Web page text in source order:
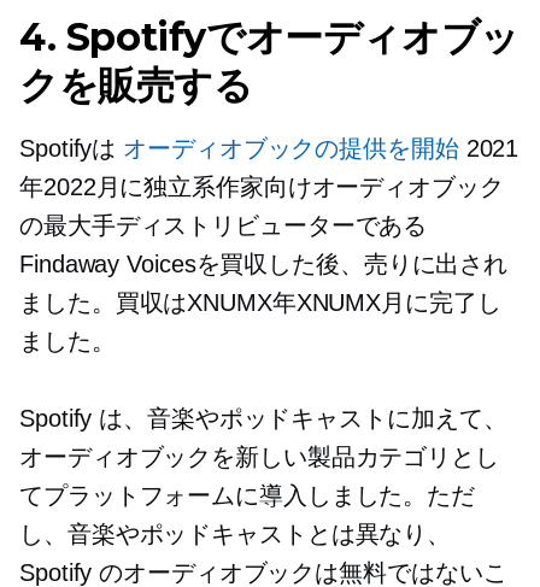
4. Spotifyでオーディオブッ
クを販売する
Spotifyは オーディオブックの提供を開始2021
年2022月に独立系作家向けオーディオブック
の最大手ディストリビューターである
Findaway Voicesを買収した後、売りに出され
ました。買収はXNUMX年XNUMX月に完了し
ました。
Spotify は、音楽やポッドキャストに加えて、
オーディオブックを新しい製品カテゴリとし
てプラットフォームに導入しました。ただ
し、音楽やポッドキャストとは異なり、
Spotify のオーディオブックは無料ではないこ